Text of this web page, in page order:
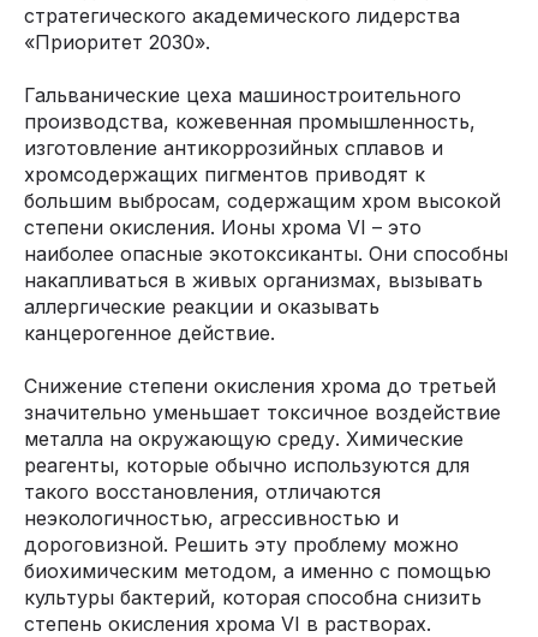
стратегического академического лидерства
«Приоритет 2030».
Гальванические цеха машиностроительного
производства, кожевенная промышленность,
изготовление антикоррозийных сплавов и
хромсодержащих пигментов приводят к
большим выбросам, содержащим хром высокой
степени окисления. Ионы хрома VI – это
наиболее опасные экотоксиканты. Они способны
накапливаться в живых организмах, вызывать
аллергические реакции и оказывать
канцерогенное действие.
Снижение степени окисления хрома до третьей
значительно уменьшает токсичное воздействие
металла на окружающую среду. Химические
реагенты, которые обычно используются для
такого восстановления, отличаются
неэкологичностью, агрессивностью и
дороговизной. Решить эту проблему можно
биохимическим методом, а именно с помощью
культуры бактерий, которая способна снизить
степень окисления хрома VI в растворах.